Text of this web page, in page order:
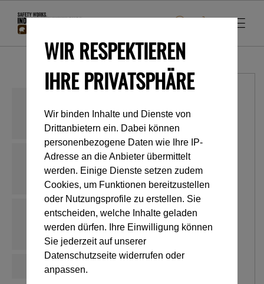
WIR RESPEKTIEREN
IHRE PRIVATSPHÄRE
Wir binden Inhalte und Dienste von
Drittanbietern ein. Dabei können
personenbezogene Daten wie Ihre IP-
Adresse an die Anbieter übermittelt
werden. Einige Dienste setzen zudem
Cookies, um Funktionen bereitzustellen
oder Nutzungsprofile zu erstellen. Sie
entscheiden, welche Inhalte geladen
werden dürfen. Ihre Einwilligung können
Sie jederzeit auf unserer
Datenschutzseite widerrufen oder
anpassen.